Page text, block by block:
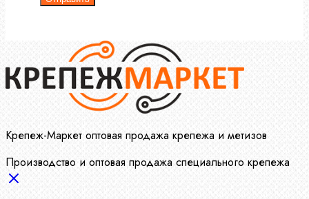
Крепеж-Маркет оптовая продажа крепежа и метизов
Производство и оптовая продажа специального крепежа